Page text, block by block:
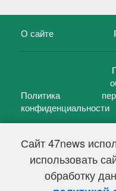
Сайт 47news
использовать
обработку
О сайте
Политика
конфиденциальности
47 новостей (47 news)
Свидетельство о
Федеральной службой по